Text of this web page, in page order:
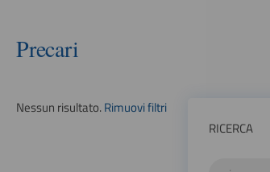
Precari
Nessun risultato.Rimuovi filtri
RICERCA